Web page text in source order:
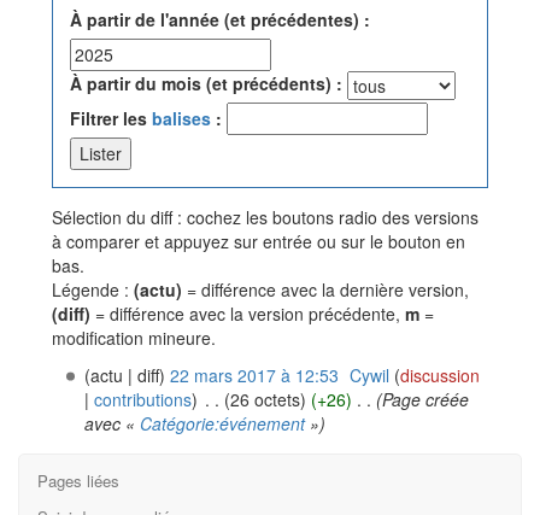
À partir de l'année (et précédentes) :
À partir du mois (et précédents) :
Filtrer les balises :
Sélection du diff : cochez les boutons radio des versions
à comparer et appuyez sur entrée ou sur le bouton en
bas.
Légende : (actu) = différence avec la dernière version,
(diff) = différence avec la version précédente, m =
modification mineure.
(actu | diff) 22 mars 2017 à 12:53 Cywil (discussion
| contributions) . . (26 octets) (+26) . . (Page créée
avec « Catégorie:événement»)
Pages liées